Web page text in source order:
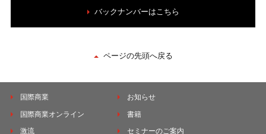
バックナンバーはこちら
ページの先頭へ戻る
国際商業
国際商業オンライン
激流
お知らせ
書籍
セミナーのご案内